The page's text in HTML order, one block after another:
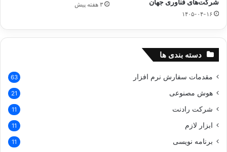
شرکت‌های فناوری جهان
۱۴۰۵-۰۴-۱۶
۳ هفته پیش
دسته بندی ها
مقدمات سفارش نرم افزار 63
هوش مصنوعی 21
شرکت رادنت 11
ابزار لازم 11
برنامه نویسی 11